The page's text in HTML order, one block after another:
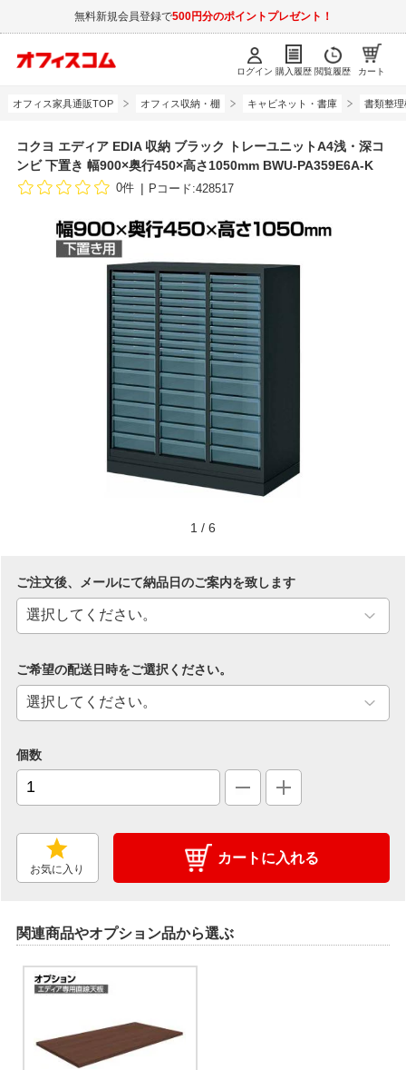
無料新規会員登録で500円分のポイントプレゼント！
ログイン 購入履歴 閲覧履歴 カート
オフィス家具通販TOP オフィス収納・棚 キャビネット・書庫 書類整
コクヨ エディア EDIA 収納 ブラック トレーユニットA4浅・深コ
ンビ 下置き 幅900×奥行450×高さ1050mm BWU-PA359E6A-K
0件 Pコード:428517
1 / 6
ご注文後、メールにて納品日のご案内を致します
ご希望の配送日時をご選択ください。
個数
お気に入り
カートに入れる
関連商品やオプション品から選ぶ